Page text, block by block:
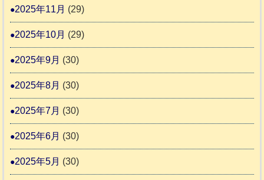
2025年11月 (29)
2025年10月 (29)
2025年9月 (30)
2025年8月 (30)
2025年7月 (30)
2025年6月 (30)
2025年5月 (30)